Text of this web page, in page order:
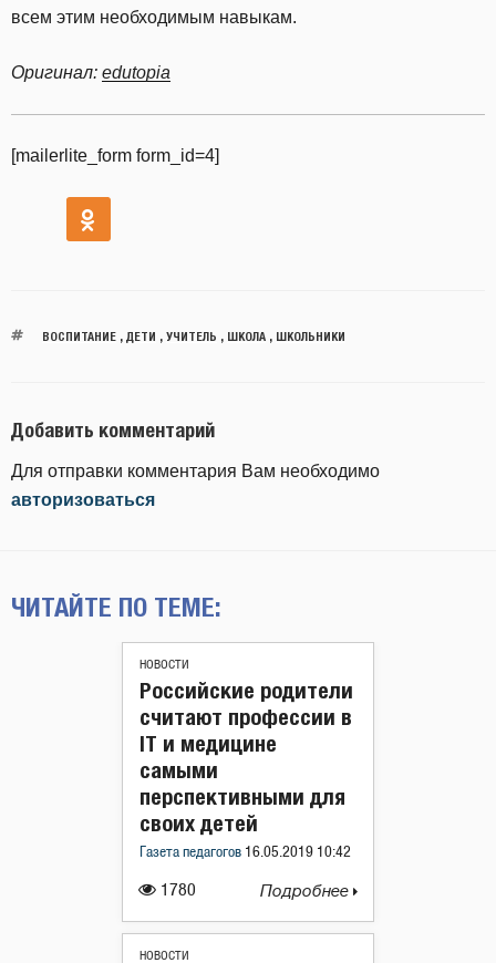
всем этим необходимым навыкам.
Оригинал: edutopia
[mailerlite_form form_id=4]
ВОСПИТАНИЕ, ДЕТИ , УЧИТЕЛЬ , ШКОЛА, ШКОЛЬНИКИ
Добавить комментарий
Для отправки комментария Вам необходимо
авторизоваться
ЧИТАЙТЕ ПО ТЕМЕ:
НОВОСТИ
1780
Российские родители
считают профессии в
IT и медицине
самыми
перспективными для
своих детей
Газета педагогов 16.05.2019 10:42
Подробнее
НОВОСТИ